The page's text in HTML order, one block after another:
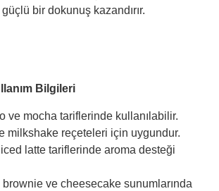
bir dokunuş kazandırır.
Bilgileri
ve mocha tariflerinde kullanılabilir.
milkshake reçeteleri için uygundur.
latte tariflerinde aroma desteği
ve cheesecake sunumlarında